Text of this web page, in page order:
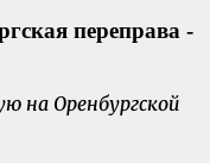
на Оренбургской